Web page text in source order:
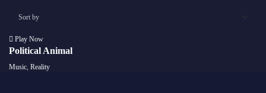
Play Now
Political Animal
Music, Reality